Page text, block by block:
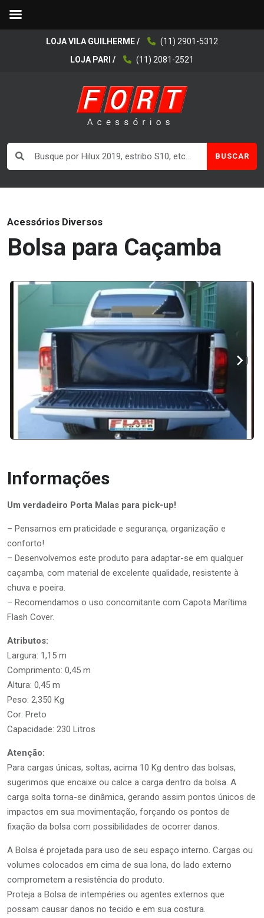
LOJA VILA GUILHERME /
(11) 2901-5312
LOJA PARI /
(11) 2081-2521
BUSCAR
Acessórios Diversos
Bolsa para Caçamba
Informações
Um verdadeiro Porta Malas para pick-up!
– Pensamos em praticidade e segurança, organização e
conforto!
– Desenvolvemos este produto para adaptar-se em qualquer
caçamba, com material de excelente qualidade, resistente à
chuva e poeira.
– Recomendamos o uso concomitante com Capota Marítima
Flash Cover.
Atributos:
Largura: 1,15 m
Comprimento: 0,45 m
Altura: 0,45 m
Peso: 2,350 Kg
Cor: Preto
Capacidade: 230 Litros
Atenção:
Para cargas únicas, soltas, acima 10 Kg dentro das bolsas,
sugerimos que encaixe ou calce a carga dentro da bolsa. A
carga solta torna-se dinâmica, gerando assim pontos únicos de
impactos em sua movimentação, forçando os pontos de
fixação da bolsa com possibilidades de ocorrer danos.
A Bolsa é projetada para uso de seu espaço interno. Cargas ou
volumes colocados em cima de sua lona, do lado externo
comprometem a resistência do produto.
Proteja a Bolsa de intempéries ou agentes externos que
possam causar danos no tecido e em sua costura.